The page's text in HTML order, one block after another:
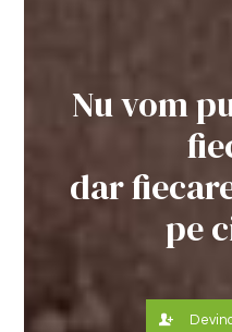
Nu vom
dar
pe